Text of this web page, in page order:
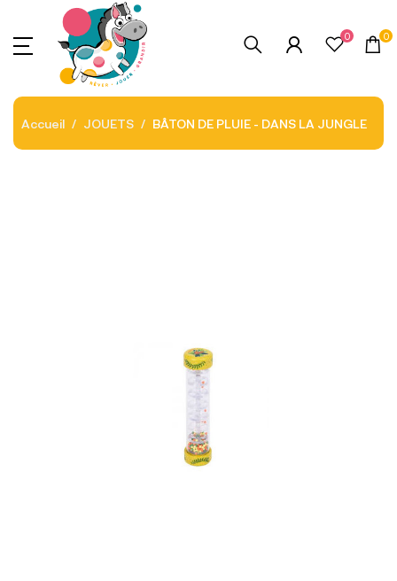
0 0
Accueil JOUETS BÂTON DE PLUIE - DANS LA JUNGLE